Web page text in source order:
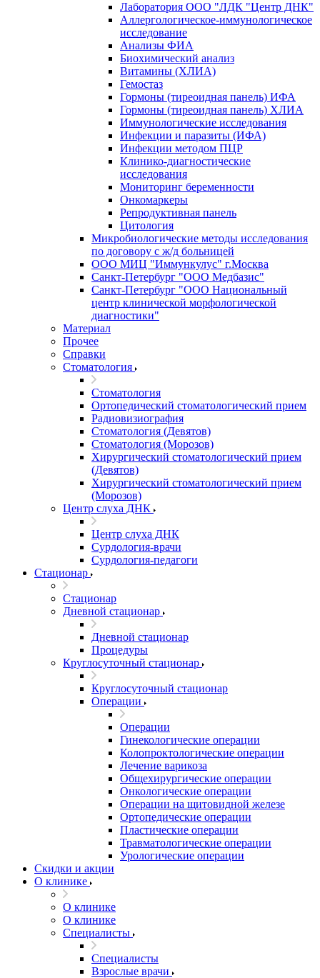
Лаборатория ООО "ЛДК "Центр ДНК"
Аллергологическое-иммунологическое
исследование
Анализы ФИА
Биохимический анализ
Витамины (ХЛИА)
Гемостаз
Гормоны (тиреоидная панель) ИФА
Гормоны (тиреоидная панель) ХЛИА
Иммунологические исследования
Инфекции и паразиты (ИФА)
Инфекции методом ПЦР
Клинико-диагностические
исследования
Мониторинг беременности
Онкомаркеры
Репродуктивная панель
Цитология
Микробиологические методы исследования
по договору с ж/д больницей
ООО МИЦ "Иммункулус" г.Москва
Санкт-Петербург "ООО Медбазис"
Санкт-Петербург "ООО Национальный
центр клинической морфологической
диагностики"
Материал
Прочее
Справки
Стоматология
Стоматология
Ортопедический стоматологический прием
Радиовизиография
Стоматология (Девятов)
Стоматология (Морозов)
Хирургический стоматологический прием
(Девятов)
Хирургический стоматологический прием
(Морозов)
Центр слуха ДНК
Центр слуха ДНК
Сурдология-врачи
Сурдология-педагоги
Стационар
Стационар
Дневной стационар
Дневной стационар
Процедуры
Круглосуточный стационар
Круглосуточный стационар
Операции
Операции
Гинекологические операции
Колопроктологические операции
Лечение варикоза
Общехирургические операции
Онкологические операции
Операции на щитовидной железе
Ортопедические операции
Пластические операции
Травматологические операции
Урологические операции
Скидки и акции
О клинике
О клинике
О клинике
Специалисты
Специалисты
Взрослые врачи